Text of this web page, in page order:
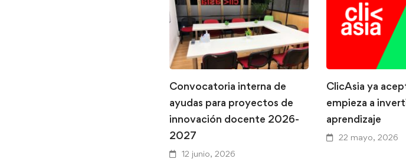
Convocatoria interna de
ayudas para proyectos de
innovación docente 2026-
2027
12 junio, 2026
ClicAsia ya
empieza a
aprendizaje
22 mayo, 2026